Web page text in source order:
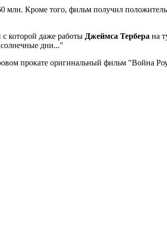
млн. Кроме того, фильм получил
с которой даже работы Джеймса Тербера на
дни..."
прокате оригинальный фильм "Война